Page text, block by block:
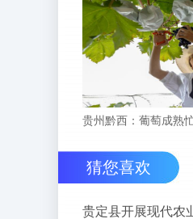
贵州黔西：葡萄成熟
猜您喜欢
贵定县开展现代农